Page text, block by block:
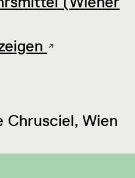
Chrusciel, Wien